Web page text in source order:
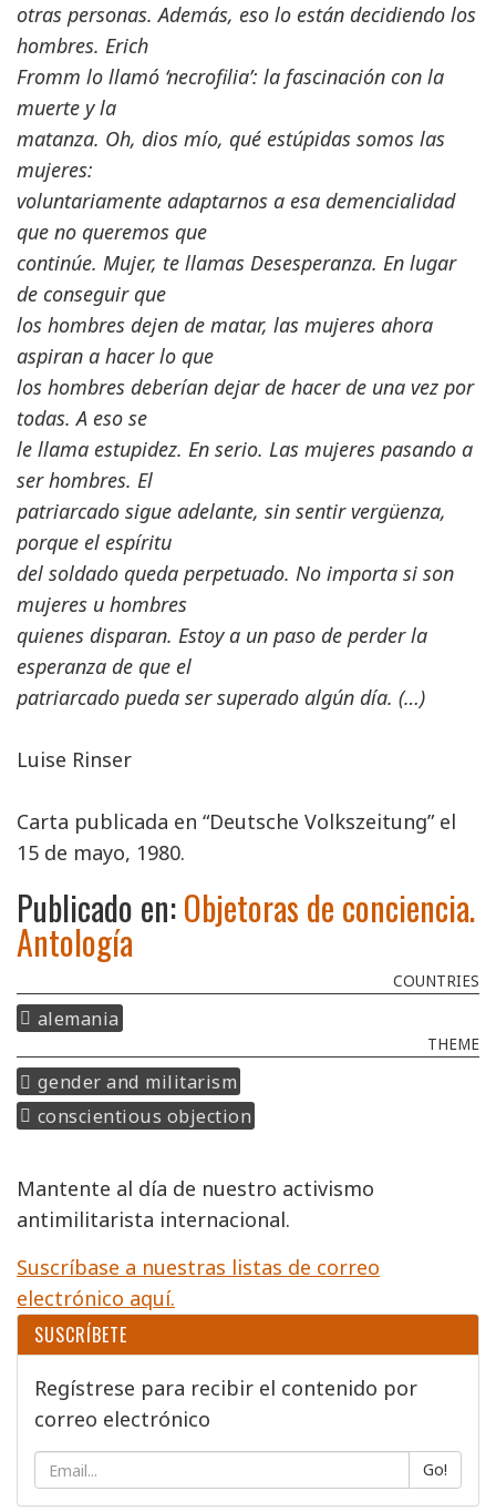
otras personas. Además, eso lo están decidiendo los
hombres. Erich
Fromm lo llamó ‘necrofilia’: la fascinación con la
muerte y la
matanza. Oh, dios mío, qué estúpidas somos las
mujeres:
voluntariamente adaptarnos a esa demencialidad
que no queremos que
continúe. Mujer, te llamas Desesperanza. En lugar
de conseguir que
los hombres dejen de matar, las mujeres ahora
aspiran a hacer lo que
los hombres deberían dejar de hacer de una vez por
todas. A eso se
le llama estupidez. En serio. Las mujeres pasando a
ser hombres. El
patriarcado sigue adelante, sin sentir vergüenza,
porque el espíritu
del soldado queda perpetuado. No importa si son
mujeres u hombres
quienes disparan. Estoy a un paso de perder la
esperanza de que el
patriarcado pueda ser superado algún día. (…)
Luise Rinser
Carta publicada en “Deutsche Volkszeitung” el
15 de mayo, 1980.
Publicado en:Objetoras de conciencia.
Antología
COUNTRIES
alemania
THEME
gender and militarism
conscientious objection
Mantente al día de nuestro activismo
antimilitarista internacional.
Suscríbase a nuestras listas de correo
electrónico aquí.
SUSCRÍBETE
Regístrese para recibir el contenido por
correo electrónico
Go!